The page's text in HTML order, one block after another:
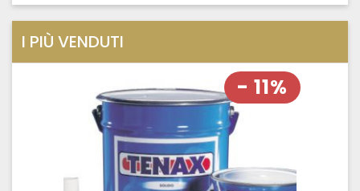
I PIÙ VENDUTI
- 11%